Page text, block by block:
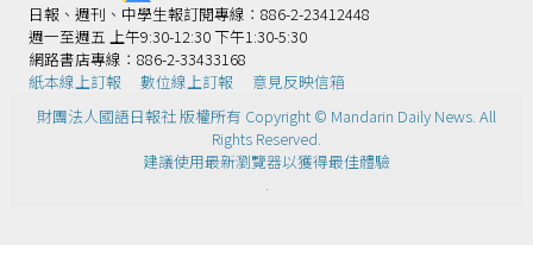
日報、週刊、中學生報訂閱專線：886-2-23412448
週一至週五 上午9:30-12:30 下午1:30-5:30
網路書店專線：886-2-33433168
紙本線上訂報
數位線上訂報
意見反映信箱
財團法人國語日報社 版權所有 Copyright © Mandarin Daily News. All
Rights Reserved.
建議使用最新瀏覽器以獲得最佳體驗
.